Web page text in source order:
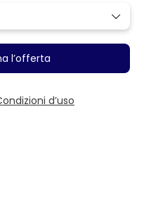
l’offerta
d’uso